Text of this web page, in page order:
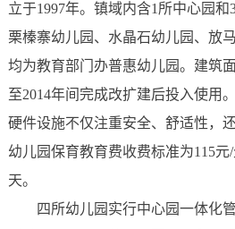
立于1997年。镇域内含1所中心园
栗榛寨幼儿园、水晶石幼儿园、放
均为教育部门办普惠幼儿园。建筑
至2014年间完成改扩建后投入使用
硬件设施不仅注重安全、舒适性，
幼儿园保育教育费收费标准为115元
天。
四所幼儿园实行中心园一体化